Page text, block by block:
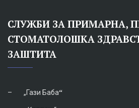
СЛУЖБИ ЗА ПРИМАРНА,
СТОМАТОЛОШКА
ЗАШТИТА
– „Гази Баба“